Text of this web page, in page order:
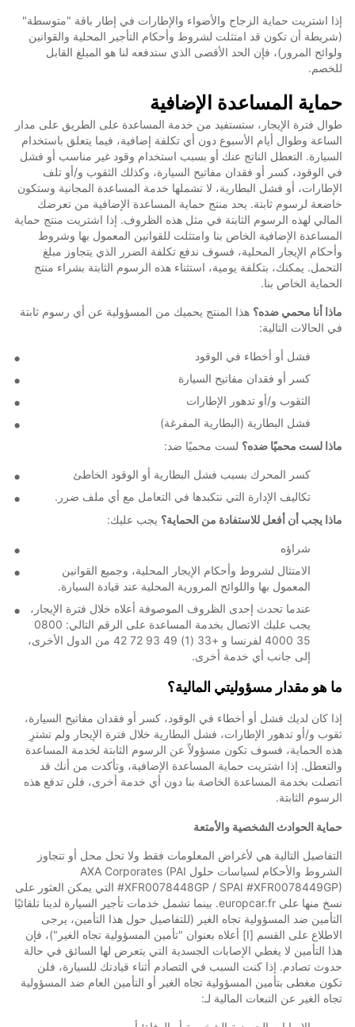
إذا اشتريت حماية الزجاج والأضواء والإطارات في إطار باقة "متوسطة"
(شريطة أن تكون قد امتثلت لشروط وأحكام التأجير المحلية والقوانين
ولوائح المرور)، فإن الحد الأقصى الذي ستدفعه لنا هو المبلغ القابل
للخصم.
حماية المساعدة الإضافية
طوال فترة الإيجار، ستستفيد من خدمة المساعدة على الطريق على مدار
الساعة وطوال أيام الأسبوع دون أي تكلفة إضافية، فيما يتعلق باستخدام
السيارة. التعطل الناتج عنك أو بسبب استخدام وقود غير مناسب أو فشل
في الوقود، كسر أو فقدان مفاتيح السيارة، وكذلك الثقوب و/أو تلف
الإطارات، أو فشل البطارية، لا تشملها خدمة المساعدة المجانية وستكون
خاضعة لرسوم ثابتة. يحد منتج حماية المساعدة الإضافية من تعرضك
المالي لهذه الرسوم الثابتة في مثل هذه الظروف. إذا اشتريت منتج حماية
المساعدة الإضافية الخاص بنا وامتثلت للقوانين المعمول بها وشروط
وأحكام الإيجار المحلية، فسوف ندفع تكلفة الضرر الذي يتجاوز مبلغ
التحمل. يمكنك، بتكلفة يومية، استثناء هذه الرسوم الثابتة بشراء منتج
الحماية الخاص بنا.
ماذا أنا محمي ضده؟ هذا المنتج يحميك من المسؤولية عن أي رسوم ثابتة
في الحالات التالية:
فشل أو أخطاء في الوقود
كسر أو فقدان مفاتيح السيارة
الثقوب و/أو تدهور الإطارات
فشل البطارية (البطارية المفرغة)
ماذا لست محميًا ضده؟ لست محميًا ضد:
كسر المحرك بسبب فشل البطارية أو الوقود الخاطئ
تكاليف الإدارة التي نتكبدها في التعامل مع أي ملف ضرر.
ماذا يجب أن أفعل للاستفادة من الحماية؟ يجب عليك:
شراؤه
الامتثال لشروط وأحكام الإيجار المحلية، وجميع القوانين
المعمول بها واللوائح المرورية المحلية عند قيادة السيارة.
عندما تحدث إحدى الظروف الموصوفة أعلاه خلال فترة الإيجار،
يجب عليك الاتصال بخدمة المساعدة على الرقم التالي: 0800
35 4000 لفرنسا و +33 (1) 49 93 72 42 من الدول الأخرى،
إلى جانب أي خدمة أخرى.
ما هو مقدار مسؤوليتي المالية؟
إذا كان لديك فشل أو أخطاء في الوقود، كسر أو فقدان مفاتيح السيارة،
ثقوب و/أو تدهور الإطارات، فشل البطارية خلال فترة الإيجار ولم تشترِ
هذه الحماية، فسوف تكون مسؤولاً عن الرسوم الثابتة لخدمة المساعدة
والتعطل. إذا اشتريت حماية المساعدة الإضافية، وتأكدت من أنك قد
اتصلت بخدمة المساعدة الخاصة بنا دون أي خدمة أخرى، فلن تدفع هذه
الرسوم الثابتة.
حماية الحوادث الشخصية والأمتعة
التفاصيل التالية هي لأغراض المعلومات فقط ولا تحل محل أو تتجاوز
الشروط والأحكام لسياسات حلول AXA Corporates (PAI
#XFR0078448GP / SPAI #XFR0078449GP) التي يمكن العثور على
نسخ منها على europcar.fr. بينما تشمل خدمات تأجير السيارة لدينا تلقائيًا
التأمين ضد المسؤولية تجاه الغير (للتفاصيل حول هذا التأمين، يرجى
الاطلاع على القسم [I] أعلاه بعنوان "تأمين المسؤولية تجاه الغير")، فإن
هذا التأمين لا يغطي الإصابات الجسدية التي يتعرض لها السائق في حالة
حدوث تصادم. إذا كنت السبب في التصادم أثناء قيادتك للسيارة، فلن
تكون مغطى بتأمين المسؤولية تجاه الغير أو التأمين العام ضد المسؤولية
تجاه الغير عن التبعات المالية لـ: